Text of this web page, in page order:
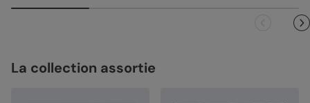
La collection assortie